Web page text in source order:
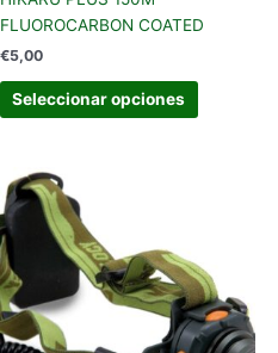
FLUOROCARBON COATED
€5,00
Seleccionar opciones
página